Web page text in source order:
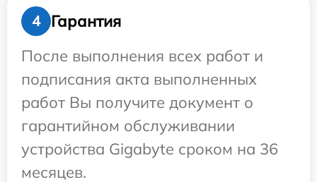
4
Гарантия
После выполнения всех работ и
подписания акта выполненных
работ Вы получите документ о
гарантийном обслуживании
устройства Gigabyte сроком на 36
месяцев.